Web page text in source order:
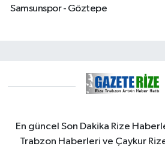
Samsunspor - Göztepe
En güncel Son Dakika Rize
Trabzon Haberleri ve Çaykur